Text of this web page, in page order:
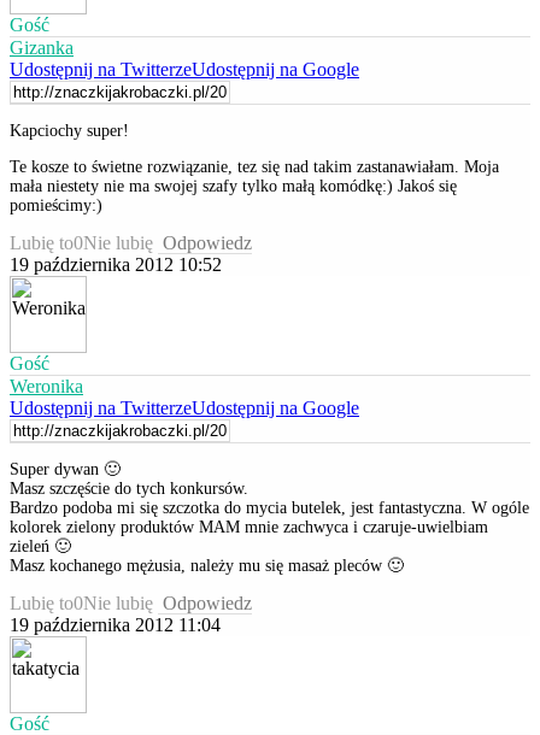
Gość
Gizanka
Udostępnij na TwitterzeUdostępnij na Google
Kapciochy super!
Te kosze to świetne rozwiązanie, tez się nad takim zastanawiałam. Moja
mała niestety nie ma swojej szafy tylko małą komódkę:) Jakoś się
pomieścimy:)
Lubię to0Nie lubię Odpowiedz
19 października 2012 10:52
Gość
Weronika
Udostępnij na TwitterzeUdostępnij na Google
Super dywan 🙂
Masz szczęście do tych konkursów.
Bardzo podoba mi się szczotka do mycia butelek, jest fantastyczna. W ogóle
kolorek zielony produktów MAM mnie zachwyca i czaruje-uwielbiam
zieleń 🙂
Masz kochanego mężusia, należy mu się masaż pleców 🙂
Lubię to0Nie lubię Odpowiedz
19 października 2012 11:04
Gość